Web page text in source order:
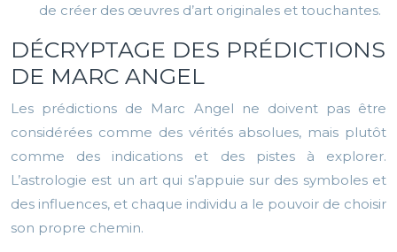
de créer des œuvres d’art originales et touchantes.
DÉCRYPTAGE DES PRÉDICTIONS
DE MARC ANGEL
Les prédictions de Marc Angel ne doivent pas être
considérées comme des vérités absolues, mais plutôt
comme des indications et des pistes à explorer.
L’astrologie est un art qui s’appuie sur des symboles et
des influences, et chaque individu a le pouvoir de choisir
son propre chemin.